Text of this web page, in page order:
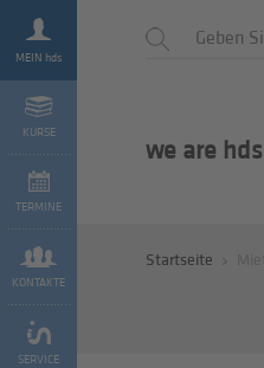
MEIN hds
KURSE
TERMINE
KONTAKTE
SERVICE
we are hds
Startseite